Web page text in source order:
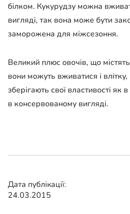
білком. Кукурудзу можна
вигляді, так вона може бути
заморожена для міжсезоння.
Великий плюс овочів, що
вони можуть вживатися і
зберігають свої властивості як
в консервованому вигляді.
Дата публікації:
24.03.2015